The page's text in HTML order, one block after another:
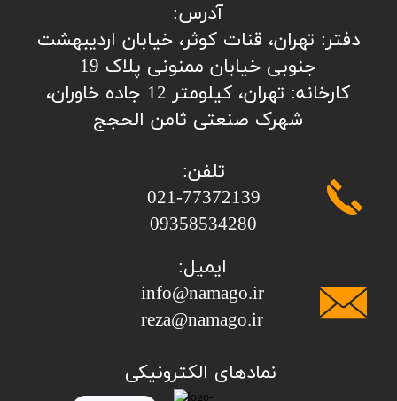
تلفن:
​​​​​​​021-77372139
​​​​​​​09358534280
آدرس:
​​​​​​​​دفتر: تهران، قنات کوثر، خیابان اردیبهشت
جنوبی خیابان ممنونی پلاک 19
کارخانه: تهران، کیلومتر 12 جاده خاوران،
شهرک صنعتی ثامن الحجج
ایمیل:
info@namago.ir
​​​​​​​reza@namago.ir
​نمادهای الکترونیکی